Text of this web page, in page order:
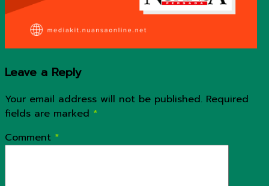
Leave a Reply
Your email address will not be published. Required
fields are marked *
Comment *